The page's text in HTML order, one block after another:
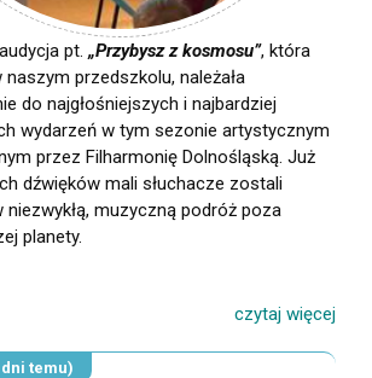
pt. „Przybysz z kosmosu”, która
naszym przedszkolu, należała
do najgłośniejszych i najbardziej
wydarzeń w tym sezonie artystycznym
przez Filharmonię Dolnośląską. Już
dźwięków mali słuchacze zostali
niezwykłą, muzyczną podróż poza
planety.
dni temu)